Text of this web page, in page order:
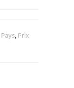
Pays, Prix